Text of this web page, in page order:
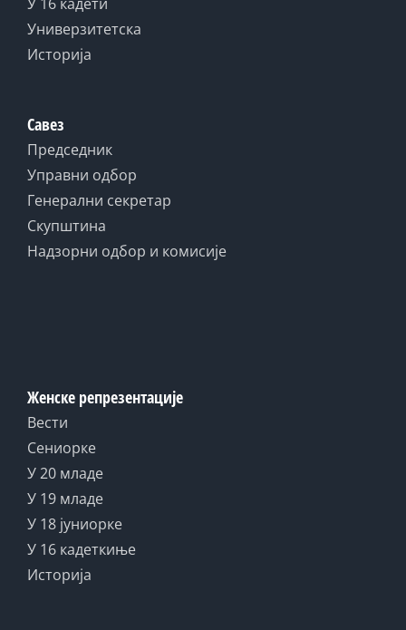
Универзитетска
Историја
Савез
Председник
Управни одбор
Генерални секретар
Скупштина
Надзорни одбор и комисије
Женске репрезентације
Вести
Сениорке
У 20 младе
У 19 младе
У 18 јуниорке
У 16 кадеткиње
Историја